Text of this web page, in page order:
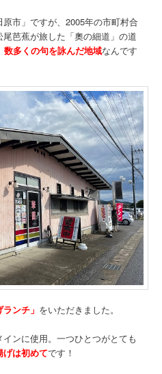
市」ですが、2005年の市町村合
芭蕉が旅した「奧の細道」の道
多くの句を詠んだ地域なんです
ンチ」 をいただきました。
インに使用。一つひとつがとても
げは初めてです！